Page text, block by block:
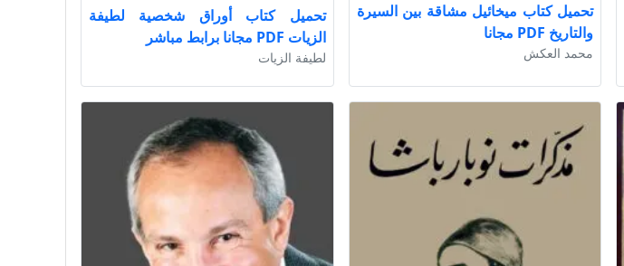
تحميل كتاب ميخائيل مشاقة بين السيرة
والتاريخ PDF مجانا
محمد العكش
تحميل كتاب أوراق شخصية لطيفة
الزيات PDF مجانا برابط مباشر
لطيفة الزيات